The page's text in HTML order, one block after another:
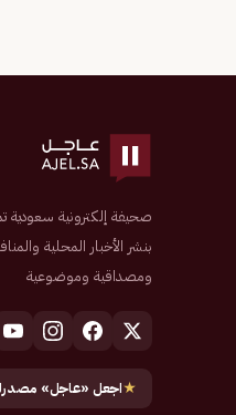
بنشر الأخبار المحلية
ومصداقية وموضوعية
★اجعل «عاجل»